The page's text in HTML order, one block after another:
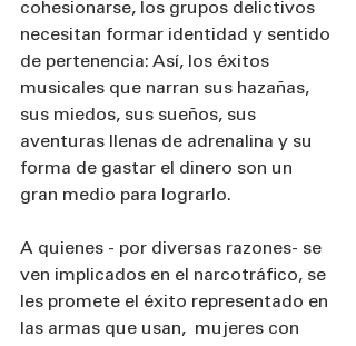
cohesionarse, los grupos delictivos
necesitan formar identidad y sentido
de pertenencia: Así, los éxitos
musicales que narran sus hazañas,
sus miedos, sus sueños, sus
aventuras llenas de adrenalina y su
forma de gastar el dinero son un
gran medio para lograrlo.
A quienes - por diversas razones- se
ven implicados en el narcotráfico, se
les promete el éxito representado en
las armas que usan,  mujeres con